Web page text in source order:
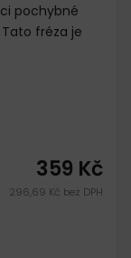
359 Kč
296,69 Kč bez DPH
pochybné
Tato fréza je